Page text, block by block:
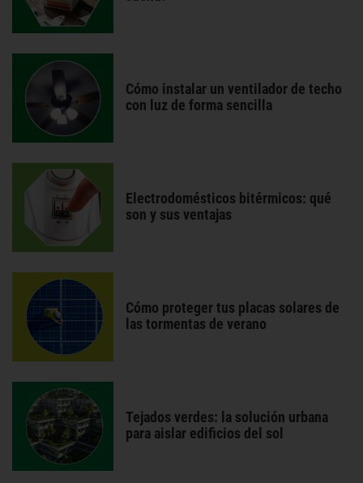
Cómo instalar un ventilador de techo
con luz de forma sencilla
Electrodomésticos bitérmicos: qué
son y sus ventajas
Cómo proteger tus placas solares de
las tormentas de verano
Tejados verdes: la solución urbana
para aislar edificios del sol